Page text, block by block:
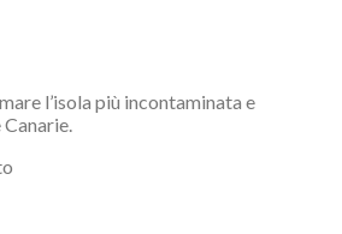
l’isola più incontaminata e